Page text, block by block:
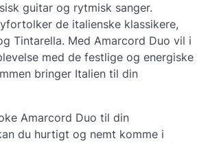
guitar og rytmisk sanger.
de italienske klassikere,
Tintarella. Med Amarcord Duo vil i
med de festlige og energiske
bringer Italien til din
Amarcord Duo til din
du hurtigt og nemt komme i